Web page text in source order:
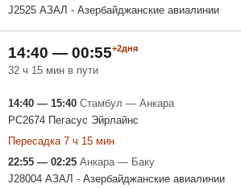
J2525 АЗАЛ - Азербайджанские авиалинии
14:40 — 00:55+2дня
32 ч 15 мин в пути
14:40 — 15:40 Стамбул — Анкара
PC2674 Пегасус Эйрлайнс
Пересадка 7 ч 15 мин
22:55 — 02:25 Анкара — Баку
J28004 АЗАЛ - Азербайджанские авиалинии